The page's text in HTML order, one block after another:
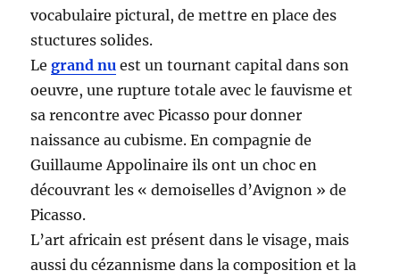
vocabulaire pictural, de mettre en place des
stuctures solides.
Le grand nu est un tournant capital dans son
oeuvre, une rupture totale avec le fauvisme et
sa rencontre avec Picasso pour donner
naissance au cubisme. En compagnie de
Guillaume Appolinaire ils ont un choc en
découvrant les « demoiselles d’Avignon » de
Picasso.
L’art africain est présent dans le visage, mais
aussi du cézannisme dans la composition et la